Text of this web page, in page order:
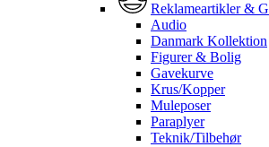
Reklameartikler &
Audio
Danmark Kollektion
Figurer & Bolig
Gavekurve
Krus/Kopper
Muleposer
Paraplyer
Teknik/Tilbehør